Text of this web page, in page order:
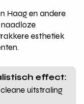
Haag en andere
esthetiek
effect:
uitstraling